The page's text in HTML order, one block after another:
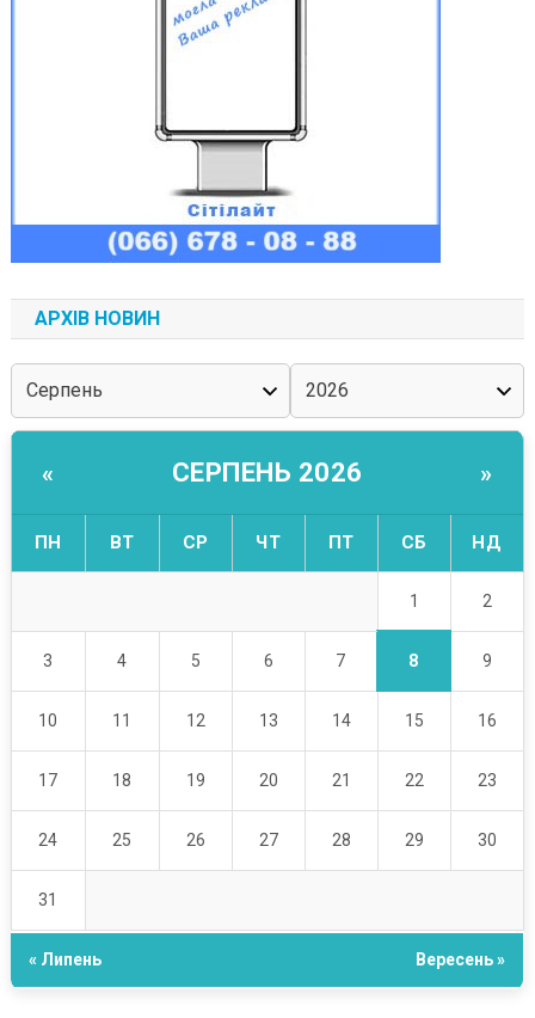
АРХІВ НОВИН
« СЕРПЕНЬ 2026 »
ПН ВТ СР ЧТ ПТ СБ НД
1 2
3 4 5 6 7 8 9
10 11 12 13 14 15 16
17 18 19 20 21 22 23
24 25 26 27 28 29 30
31
« Липень Вересень »